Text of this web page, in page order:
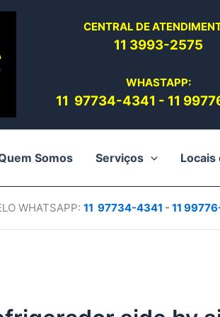
CENTRAL DE
11 3993-2575
WHASTAPP:
11 97734-4341 - 11
Somos Serviços
WHATSAPP: 11 97734-4341 - 11